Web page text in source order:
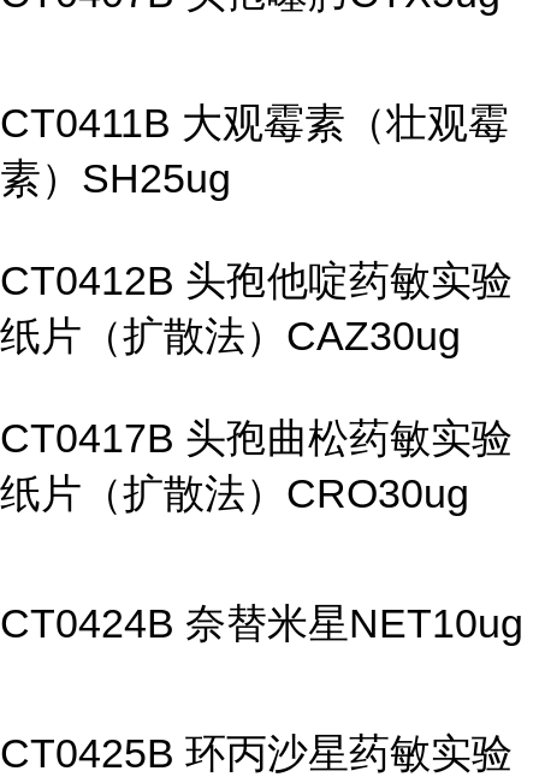
CT0411B 大观霉素（壮观霉
素）SH25ug
CT0412B 头孢他啶药敏实验
纸片（扩散法）CAZ30ug
CT0417B 头孢曲松药敏实验
纸片（扩散法）CRO30ug
CT0424B 奈替米星NET10ug
CT0425B 环丙沙星药敏实验